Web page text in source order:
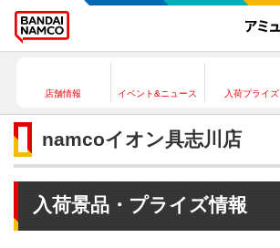
店舗情報 イベント&ニュース 入荷プライズ
namcoイオン具志川店
入荷景品・プライズ情報